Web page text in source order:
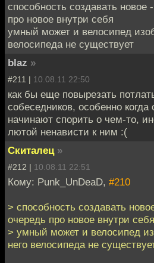
способность создавать новое
про новое внутри себя
умный может и велосипед
велосипеда не существует
blaz »
#211 | 10.08.11 22:50
как бы еще повырезать
собеседников, особенно
начинают спорить о чем-то,
лютой ненависти к ним :(
Скиталец »
#212 | 10.08.11 22:51
Кому: Punk_UnDeaD, #210
> способность создавать
очередь про новое внутри себя
> умный может и велосипед
него велосипеда не